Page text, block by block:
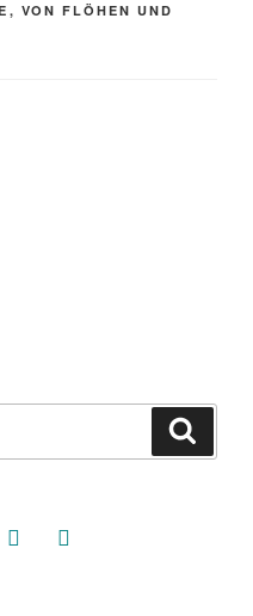
, VON FLÖHEN UND
threads goodreads